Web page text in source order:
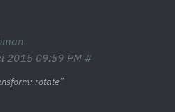
2015 09:59 PM
rotate”